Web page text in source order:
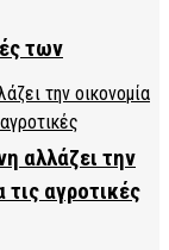
αλλάζει την
των
αγροτικές